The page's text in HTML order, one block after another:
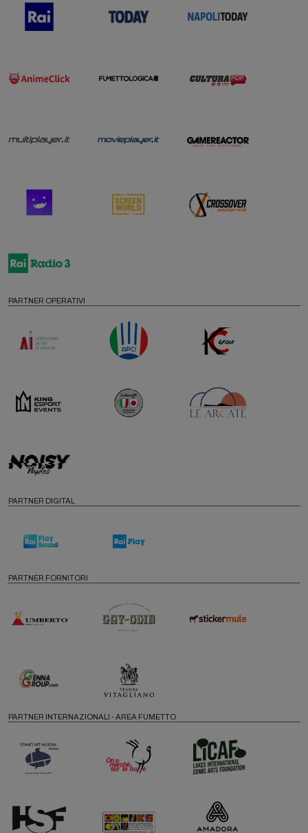
PARTNER OPERATIVI
PARTNER DIGITAL
PARTNER FORNITORI
PARTNER INTERNAZIONALI - AREA FUMETTO